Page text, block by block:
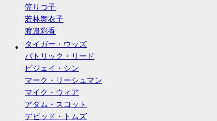
笠りつ子
若林舞衣子
渡邉彩香
タイガー・ウッズ
パトリック・リード
ビジェイ・シン
マーク・リーシュマン
マイク・ウィア
アダム・スコット
デビッド・トムズ